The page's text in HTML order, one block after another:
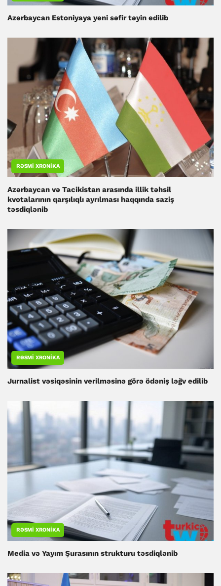
Azərbaycan Estoniyaya yeni səfir təyin edilib
RƏSMI XRONIKA
Azərbaycan və Tacikistan arasında illik təhsil
kvotalarının qarşılıqlı ayrılması haqqında saziş
təsdiqlənib
RƏSMI XRONIKA
Jurnalist vəsiqəsinin verilməsinə görə ödəniş ləğv edilib
RƏSMI XRONIKA
Media və Yayım Şurasının strukturu təsdiqlənib